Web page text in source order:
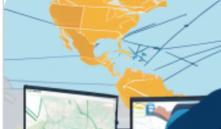
Курс профессиональной переподготовки объемом
электриков, проектировщиков и специалистов по
дистанционном формате в Твери. Учебный план
«умного дома» и интернета вещей, а также вопросы
вычислительных сетей. Отдельное внимание уделено
оборудования. Проверка знаний максимально
времени и количества попыток (99% слушателей
работ. Актуальный мониторинг подтверждает, что
нише. Оформление итогового образовательного
теста в Moodle информация автоматически
подписанные усиленной квалифицированной
до 30 минут, после чего документ отправляется